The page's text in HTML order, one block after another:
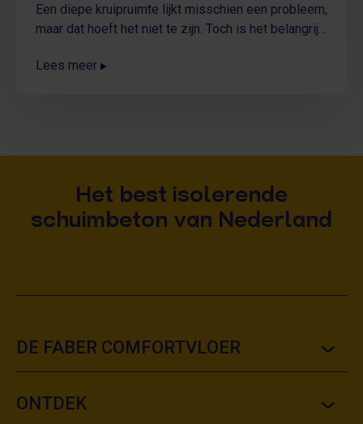
Een diepe kruipruimte lijkt misschien een probleem,
maar dat hoeft het niet te zijn. Toch is het belangrijk
voordat je begint met het storen van schuimbeton.
Lees meer
Het best isolerende
schuimbeton van Nederland
DE FABER COMFORTVLOER
ONTDEK